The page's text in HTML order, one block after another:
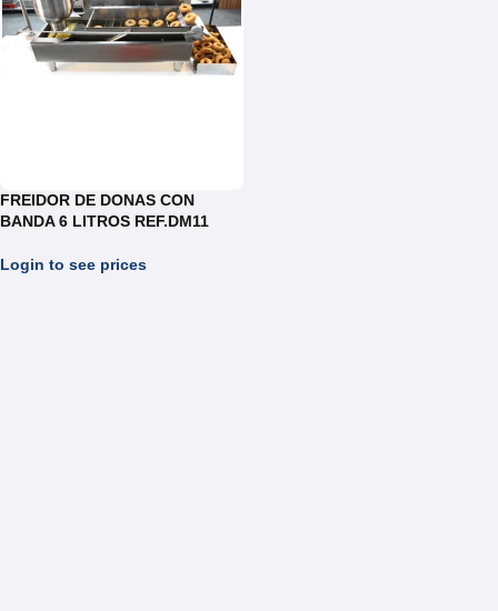
FREIDOR DE DONAS CON
BANDA 6 LITROS REF.DM11
Login to see prices